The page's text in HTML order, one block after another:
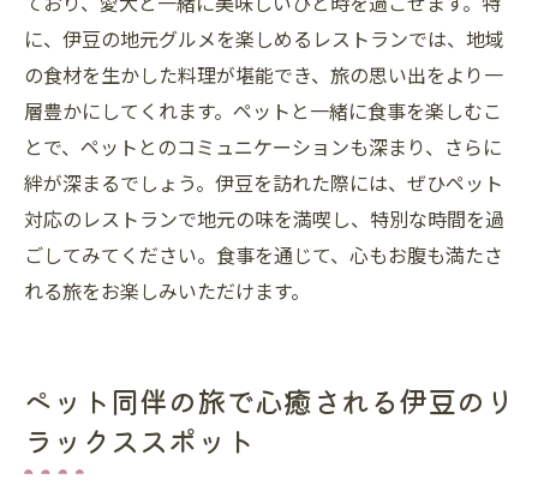
に、伊豆の地元グルメを楽しめるレストランでは、地域
の食材を生かした料理が堪能でき、旅の思い出をより一
層豊かにしてくれます。ペットと一緒に食事を楽しむこ
とで、ペットとのコミュニケーションも深まり、さらに
絆が深まるでしょう。伊豆を訪れた際には、ぜひペット
対応のレストランで地元の味を満喫し、特別な時間を過
ごしてみてください。食事を通じて、心もお腹も満たさ
れる旅をお楽しみいただけます。
ペット同伴の旅で心癒される伊豆のリ
ラックススポット